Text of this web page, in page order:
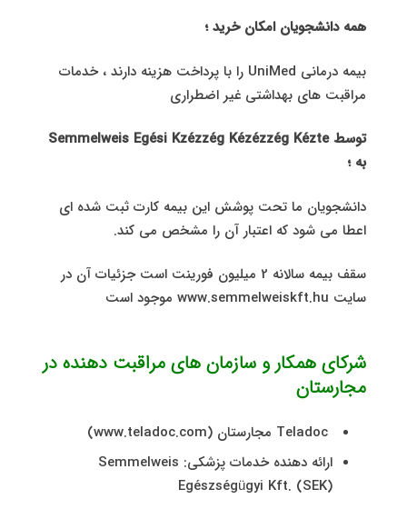
همه دانشجویان امکان خرید ؛
بیمه درمانی UniMed را با پرداخت هزینه دارند ، خدمات
مراقبت های بهداشتی غیر اضطراری
توسط Semmelweis Egési Kzézzég Kézézzég Kézte
به ؛
دانشجویان ما تحت پوشش این بیمه کارت ثبت شده ای
اعطا می شود که اعتبار آن را مشخص می کند.
سقف بیمه سالانه 2 میلیون فورینت است جزئیات آن در
سایت www.semmelweiskft.hu موجود است
شرکای همکار و سازمان های مراقبت دهنده در
مجارستان
Teladoc مجارستان (www.teladoc.com)
ارائه دهنده خدمات پزشکی: Semmelweis
Egészségügyi Kft. (SEK)